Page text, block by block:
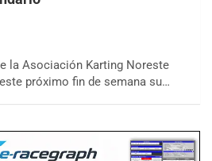
la Asociación Karting Noreste
próximo fin de semana su…